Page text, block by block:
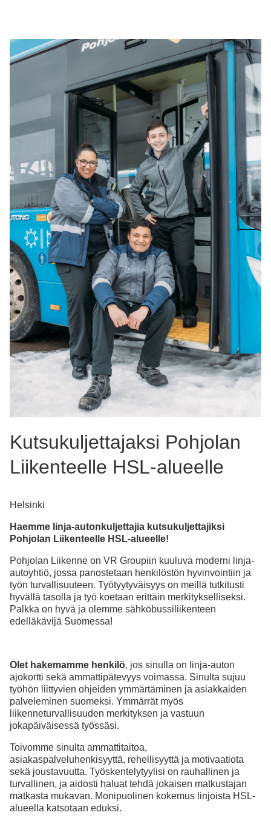
Kutsukuljettajaksi Pohjolan
Liikenteelle HSL-alueelle
Helsinki
Haemme linja-autonkuljettajia kutsukuljettajiksi
Pohjolan Liikenteelle HSL-alueelle!
Pohjolan Liikenne on VR Groupiin kuuluva moderni linja-
autoyhtiö, jossa panostetaan henkilöstön hyvinvointiin ja
työn turvallisuuteen. Työtyytyväisyys on meillä tutkitusti
hyvällä tasolla ja työ koetaan erittäin merkitykselliseksi.
Palkka on hyvä ja olemme sähköbussiliikenteen
edelläkävijä Suomessa!
Olet hakemamme henkilö, jos sinulla on linja-auton
ajokortti sekä ammattipätevyys voimassa. Sinulta sujuu
työhön liittyvien ohjeiden ymmärtäminen ja asiakkaiden
palveleminen suomeksi. Ymmärrät myös
liikenneturvallisuuden merkityksen ja vastuun
jokapäiväisessä työssäsi.
Toivomme sinulta ammattitaitoa,
asiakaspalveluhenkisyyttä, rehellisyyttä ja motivaatiota
sekä joustavuutta. Työskentelytyylisi on rauhallinen ja
turvallinen, ja aidosti haluat tehdä jokaisen matkustajan
matkasta mukavan. Monipuolinen kokemus linjoista HSL-
alueella katsotaan eduksi.